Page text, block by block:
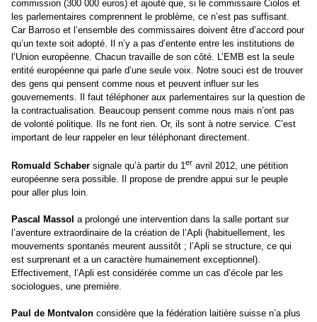
commission (300 000 euros) et ajouté que, si le commissaire Ciolos et
les parlementaires comprennent le problème, ce n’est pas suffisant.
Car Barroso et l’ensemble des commissaires doivent être d’accord pour
qu’un texte soit adopté. Il n’y a pas d’entente entre les institutions de
l’Union européenne. Chacun travaille de son côté. L’EMB est la seule
entité européenne qui parle d’une seule voix. Notre souci est de trouver
des gens qui pensent comme nous et peuvent influer sur les
gouvernements. Il faut téléphoner aux parlementaires sur la question de
la contractualisation. Beaucoup pensent comme nous mais n’ont pas
de volonté politique. Ils ne font rien. Or, ils sont à notre service. C’est
important de leur rappeler en leur téléphonant directement.
Romuald Schaber signale qu’à partir du 1er avril 2012, une pétition
européenne sera possible. Il propose de prendre appui sur le peuple
pour aller plus loin.
Pascal Massol a prolongé une intervention dans la salle portant sur
l’aventure extraordinaire de la création de l’Apli (habituellement, les
mouvements spontanés meurent aussitôt ; l’Apli se structure, ce qui
est surprenant et a un caractère humainement exceptionnel).
Effectivement, l’Apli est considérée comme un cas d’école par les
sociologues, une première.
Paul de Montvalon considère que la fédération laitière suisse n’a plus